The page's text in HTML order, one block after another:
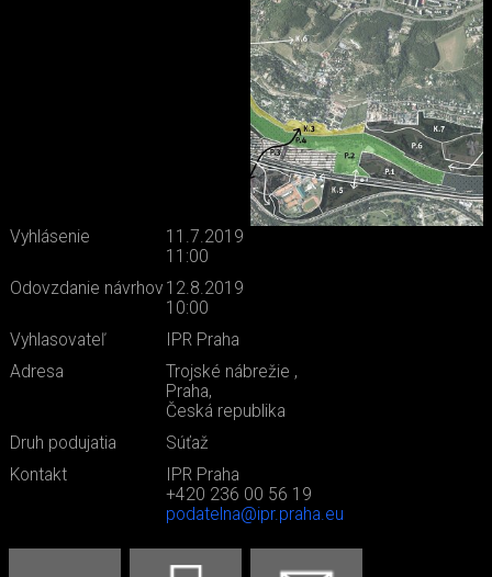
Vyhlásenie
11.7.2019
11:00
Odovzdanie návrhov 12.8.2019
10:00
Vyhlasovateľ
IPR Praha
Adresa
Trojské nábrežie ,
Praha,
Česká republika
Druh podujatia
Súťaž
Kontakt
IPR Praha
+420 236 00 56 19
podatelna@ipr.praha.eu